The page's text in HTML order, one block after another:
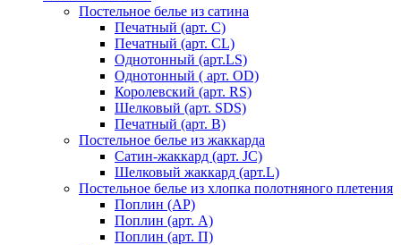
Постельное белье из сатина
Печатный (арт. С)
Печатный (арт. СL)
Однотонный (арт.LS)
Однотонный ( арт. OD)
Королевский (арт. RS)
Шелковый (арт. SDS)
Печатный (арт. В)
Постельное белье из жаккарда
Сатин-жаккард (арт. JC)
Шелковый жаккард (арт.L)
Постельное белье из хлопка полотняного плетения
Поплин (AP)
Поплин (арт. А)
Поплин (арт. П)